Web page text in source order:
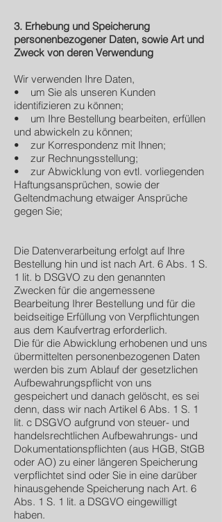
3. Erhebung und Speicherung
personenbezogener Daten, sowie Art und
Zweck von deren Verwendung
Wir verwenden Ihre Daten,
• um Sie als unseren Kunden
identifizieren zu können;
• um Ihre Bestellung bearbeiten, erfüllen
und abwickeln zu können;
• zur Korrespondenz mit Ihnen;
• zur Rechnungsstellung;
• zur Abwicklung von evtl. vorliegenden
Haftungsansprüchen, sowie der
Geltendmachung etwaiger Ansprüche
gegen Sie;
Die Datenverarbeitung erfolgt auf Ihre
Bestellung hin und ist nach Art. 6 Abs. 1 S.
1 lit. b DSGVO zu den genannten
Zwecken für die angemessene
Bearbeitung Ihrer Bestellung und für die
beidseitige Erfüllung von Verpflichtungen
aus dem Kaufvertrag erforderlich.
Die für die Abwicklung erhobenen und uns
übermittelten personenbezogenen Daten
werden bis zum Ablauf der gesetzlichen
Aufbewahrungspflicht von uns
gespeichert und danach gelöscht, es sei
denn, dass wir nach Artikel 6 Abs. 1 S. 1
lit. c DSGVO aufgrund von steuer- und
handelsrechtlichen Aufbewahrungs- und
Dokumentationspflichten (aus HGB, StGB
oder AO) zu einer längeren Speicherung
verpflichtet sind oder Sie in eine darüber
hinausgehende Speicherung nach Art. 6
Abs. 1 S. 1 lit. a DSGVO eingewilligt
haben.